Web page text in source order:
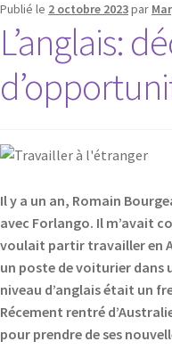
Publié le 2 octobre 2023par
L’anglais:
Il y a un an, Romain
avec Forlango. Il m’avait
voulait partir travailler en
un poste de voiturier dans
niveau d’anglais était un
Récement rentré
pour prendre de ses